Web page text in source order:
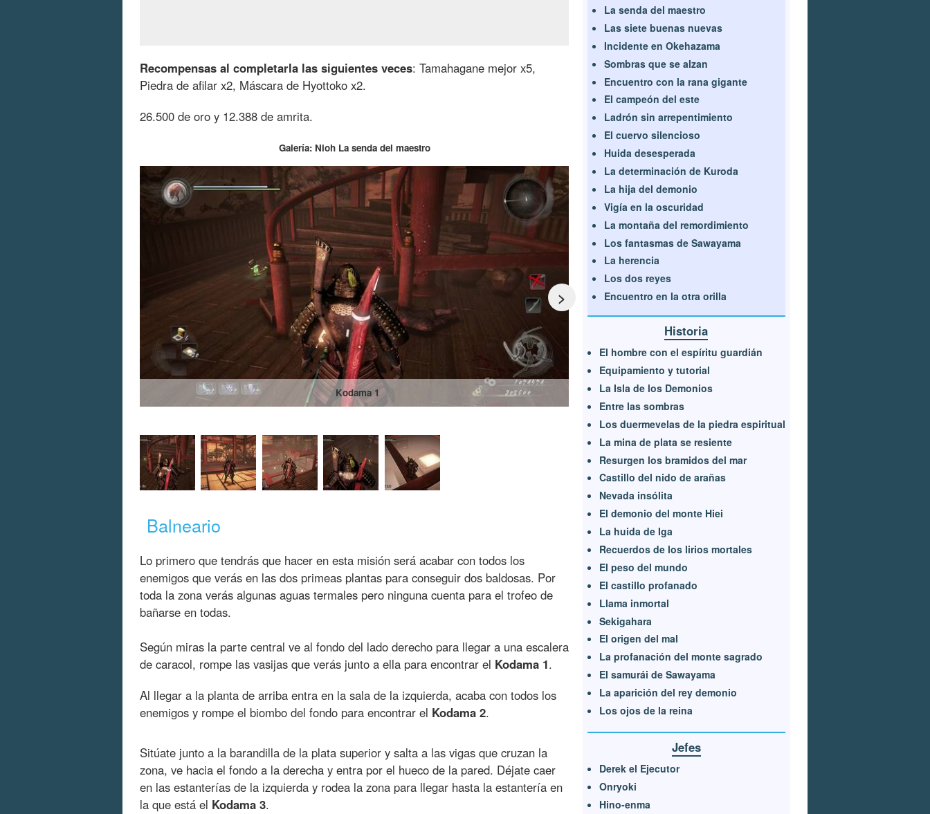
Recompensas al completarla las siguientes veces: Tamahagane mejor x5,
Piedra de afilar x2, Máscara de Hyottoko x2.
26.500 de oro y 12.388 de amrita.
Galería: Nioh La senda del maestro
>
Kodama 1
Balneario
Lo primero que tendrás que hacer en esta misión será acabar con todos los
enemigos que verás en las dos primeas plantas para conseguir dos baldosas. Por
toda la zona verás algunas aguas termales pero ninguna cuenta para el trofeo de
bañarse en todas.
Según miras la parte central ve al fondo del lado derecho para llegar a una escalera
de caracol, rompe las vasijas que verás junto a ella para encontrar el Kodama 1.
Al llegar a la planta de arriba entra en la sala de la izquierda, acaba con todos los
enemigos y rompe el biombo del fondo para encontrar el Kodama 2.
Sitúate junto a la barandilla de la plata superior y salta a las vigas que cruzan la
zona, ve hacia el fondo a la derecha y entra por el hueco de la pared. Déjate caer
en las estanterías de la izquierda y rodea la zona para llegar hasta la estantería en
la que está el Kodama 3.
La senda del maestro
Las siete buenas nuevas
Incidente en Okehazama
Sombras que se alzan
Encuentro con la rana gigante
El campeón del este
Ladrón sin arrepentimiento
El cuervo silencioso
Huida desesperada
La determinación de Kuroda
La hija del demonio
Vigía en la oscuridad
La montaña del remordimiento
Los fantasmas de Sawayama
La herencia
Los dos reyes
Encuentro en la otra orilla
Historia
El hombre con el espíritu guardián
Equipamiento y tutorial
La Isla de los Demonios
Entre las sombras
Los duermevelas de la piedra espiritual
La mina de plata se resiente
Resurgen los bramidos del mar
Castillo del nido de arañas
Nevada insólita
El demonio del monte Hiei
La huida de Iga
Recuerdos de los lirios mortales
El peso del mundo
El castillo profanado
Llama inmortal
Sekigahara
El origen del mal
La profanación del monte sagrado
El samurái de Sawayama
La aparición del rey demonio
Los ojos de la reina
Jefes
Derek el Ejecutor
Onryoki
Hino-enma